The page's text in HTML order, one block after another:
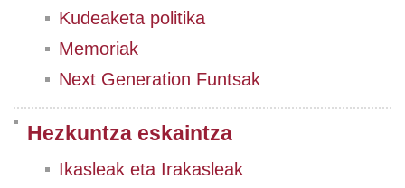
Kudeaketa politika
Memoriak
Next Generation Funtsak
Hezkuntza eskaintza
Ikasleak eta Irakasleak